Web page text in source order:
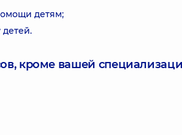
детям;
кроме вашей